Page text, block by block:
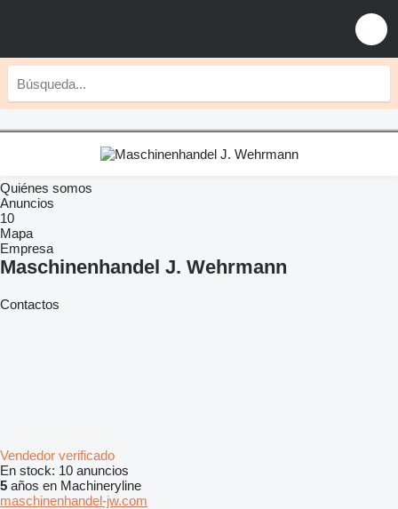
Quiénes somos
Anuncios
10
Mapa
Empresa
Maschinenhandel J. Wehrmann
Contactos
Vendedor verificado
En stock: 10 anuncios
5 años en Machineryline
maschinenhandel-jw.com